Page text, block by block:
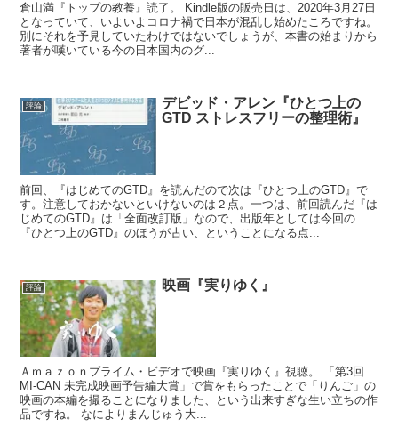
倉山満『トップの教養』読了。 Kindle版の販売日は、2020年3月27日
となっていて、いよいよコロナ禍で日本が混乱し始めたころですね。
別にそれを予見していたわけではないでしょうが、本書の始まりから
著者が嘆いている今の日本国内のグ...
評論
デビッド・アレン『ひとつ上の
GTD ストレスフリーの整理術』
前回、『はじめてのGTD』を読んだので次は『ひとつ上のGTD』で
す。注意しておかないといけないのは２点。一つは、前回読んだ『は
じめてのGTD』は「全面改訂版」なので、出版年としては今回の
『ひとつ上のGTD』のほうが古い、ということになる点...
評論 映画『実りゆく』
Ａｍａｚｏｎプライム・ビデオで映画『実りゆく』視聴。 「第3回
MI-CAN 未完成映画予告編大賞」で賞をもらったことで「りんご」の
映画の本編を撮ることになりました、という出来すぎな生い立ちの作
品ですね。 なによりまんじゅう大...